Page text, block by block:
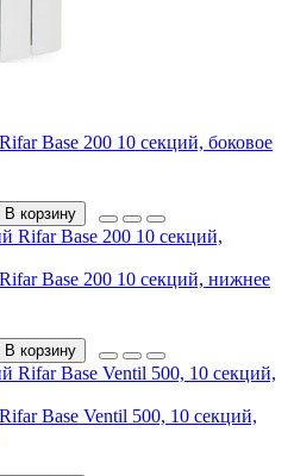
Base 200 10 секций, боковое
В корзину
Base 200 10 секций, нижнее
В корзину
Base Ventil 500, 10 секций,